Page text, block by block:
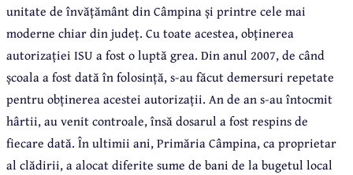
unitate de învățământ din Câmpina și printre cele mai
moderne chiar din județ. Cu toate acestea, obținerea
autorizației ISU a fost o luptă grea. Din anul 2007, de când
școala a fost dată în folosință, s-au făcut demersuri repetate
pentru obținerea acestei autorizații. An de an s-au întocmit
hârtii, au venit controale, însă dosarul a fost respins de
fiecare dată. În ultimii ani, Primăria Câmpina, ca proprietar
al clădirii, a alocat diferite sume de bani de la bugetul local